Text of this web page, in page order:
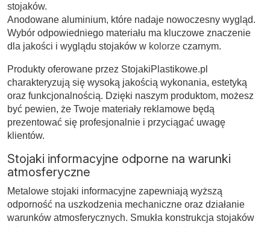
stojaków.
Anodowane aluminium, które nadaje nowoczesny wygląd.
Wybór odpowiedniego materiału ma kluczowe znaczenie
dla jakości i wyglądu stojaków w kolorze czarnym.
Produkty oferowane przez StojakiPlastikowe.pl
charakteryzują się wysoką jakością wykonania, estetyką
oraz funkcjonalnością. Dzięki naszym produktom, możesz
być pewien, że Twoje materiały reklamowe będą
prezentować się profesjonalnie i przyciągać uwagę
klientów.
Stojaki informacyjne odporne na warunki
atmosferyczne
Metalowe stojaki informacyjne zapewniają wyższą
odporność na uszkodzenia mechaniczne oraz działanie
warunków atmosferycznych. Smukła konstrukcja stojaków